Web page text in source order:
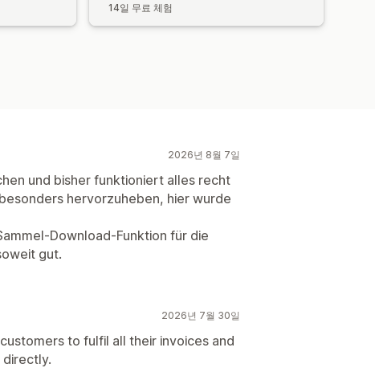
14일 무료 체험
2026년 8월 7일
und bisher funktioniert alles recht
hervorzuheben, hier wurde
Download-Funktion für die
gut.
2026년 7월 30일
to fulfil all their invoices and